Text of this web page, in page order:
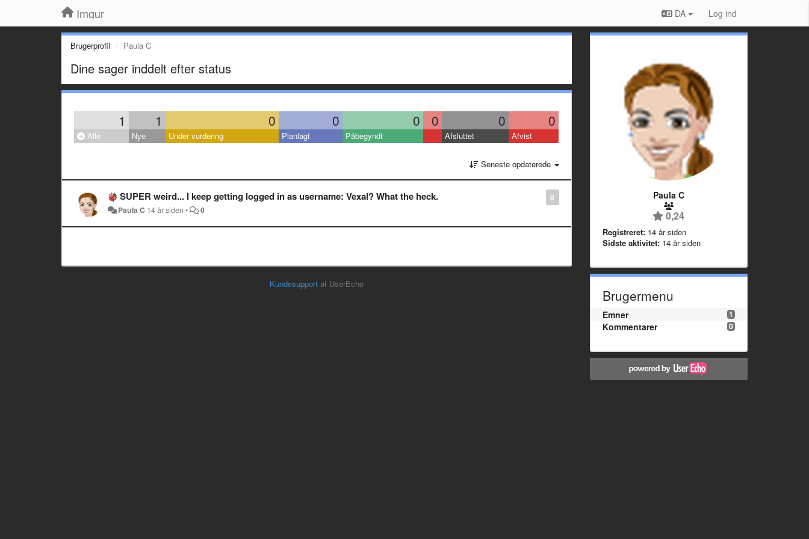
Imgur DA Log ind
Brugerprofil Paula C
Dine sager inddelt efter status
1 1 0 0 0 0 0 0
Alle Nye Under vurdering Planlagt Påbegyndt Afsluttet Afvist
Seneste opdaterede
0
SUPER weird... I keep getting logged in as username: Vexal? What the heck.
Paula C 14 år siden • 0
Kundesupportaf UserEcho
Paula C
0,24
Registreret: 14 år siden
Sidste aktivitet: 14 år siden
Brugermenu
1
Emner
0
Kommentarer